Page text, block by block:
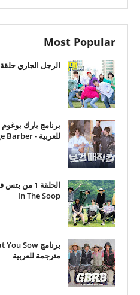
Most Popular
الرجل الجاري حلقة 192
للعربية - The Village Barber
In The Soop
مترجمة للعربية